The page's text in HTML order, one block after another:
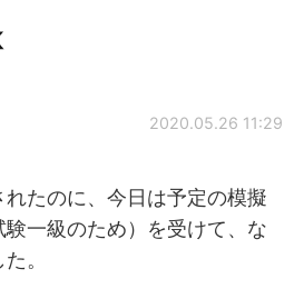
ภาษา
2020.05.26 11:29
たのに、今日は予定の模擬
一級のため）を受けて、な
。